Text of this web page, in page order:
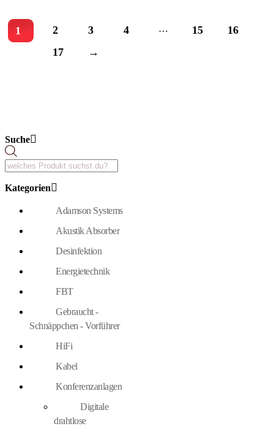
1 2 3 4 … 15
16
17
→
Suche
search
Kategorien
Adamson Systems
Akustik Absorber
Desinfektion
Energietechnik
FBT
Gebraucht -
Schnäppchen - Vorführer
HiFi
Kabel
Konferenzanlagen
Digitale
drahtlose